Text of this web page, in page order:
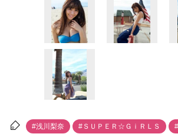
#浅川梨奈 #ＳＵＰＥＲ☆ＧｉＲＬＳ